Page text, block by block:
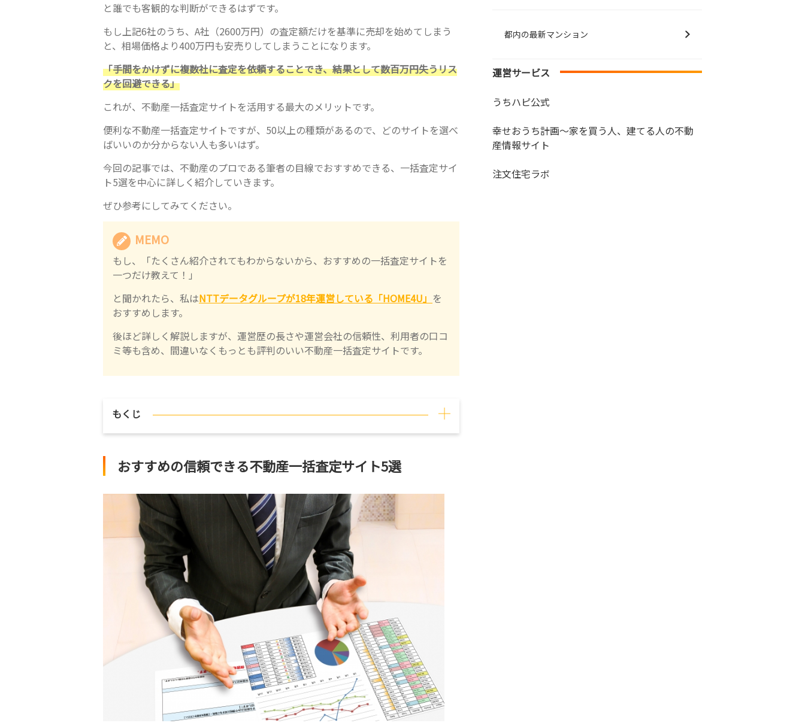
と誰でも客観的な判断ができるはずです。
もし上記6社のうち、A社（2600万円）の査定額だけを基準に売却を始めてしまう
と、相場価格より400万円も安売りしてしまうことになります。
「手間をかけずに複数社に査定を依頼することでき、結果として数百万円失うリス
クを回避できる」
これが、不動産一括査定サイトを活用する最大のメリットです。
便利な不動産一括査定サイトですが、50以上の種類があるので、どのサイトを選べ
ばいいのか分からない人も多いはず。
今回の記事では、不動産のプロである筆者の目線でおすすめできる、一括査定サイ
ト5選を中心に詳しく紹介していきます。
ぜひ参考にしてみてください。
MEMO
もし、「たくさん紹介されてもわからないから、おすすめの一括査定サイトを
一つだけ教えて！」
と聞かれたら、私はNTTデータグループが18年運営している「HOME4U」 を
おすすめします。
後ほど詳しく解説しますが、運営歴の長さや運営会社の信頼性、利用者の口コ
ミ等も含め、間違いなくもっとも評判のいい不動産一括査定サイトです。
もくじ ]
おすすめの信頼できる不動産一括査定サイト5選
都内の最新マンション
運営サービス
うちハピ公式
幸せおうち計画～家を買う人、建てる人の不動
産情報サイト
注文住宅ラボ